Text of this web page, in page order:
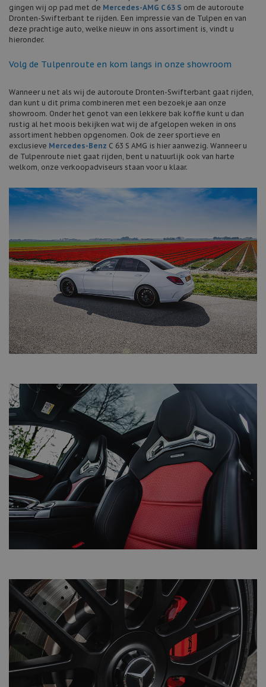
gingen wij op pad met de Mercedes-AMG C 63 S om de autoroute
Dronten-Swifterbant te rijden. Een impressie van de Tulpen en van
deze prachtige auto, welke nieuw in ons assortiment is, vindt u
hieronder.
Volg de Tulpenroute en kom langs in onze showroom
Wanneer u net als wij de autoroute Dronten-Swifterbant gaat rijden,
dan kunt u dit prima combineren met een bezoekje aan onze
showroom. Onder het genot van een lekkere bak koffie kunt u dan
rustig al het moois bekijken wat wij de afgelopen weken in ons
assortiment hebben opgenomen. Ook de zeer sportieve en
exclusieve Mercedes-Benz C 63 S AMG is hier aanwezig. Wanneer u
de Tulpenroute niet gaat rijden, bent u natuurlijk ook van harte
welkom, onze verkoopadviseurs staan voor u klaar.